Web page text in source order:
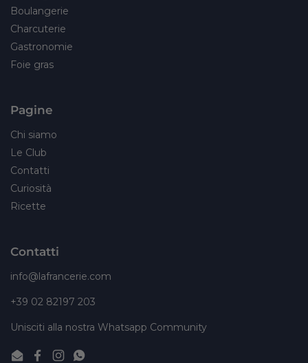
Boulangerie
Charcuterie
Gastronomie
Foie gras
Pagine
Chi siamo
Le Club
Contatti
Curiosità
Ricette
Contatti
info@lafrancerie.com
+39 02 82197 203
Unisciti alla nostra Whatsapp Community